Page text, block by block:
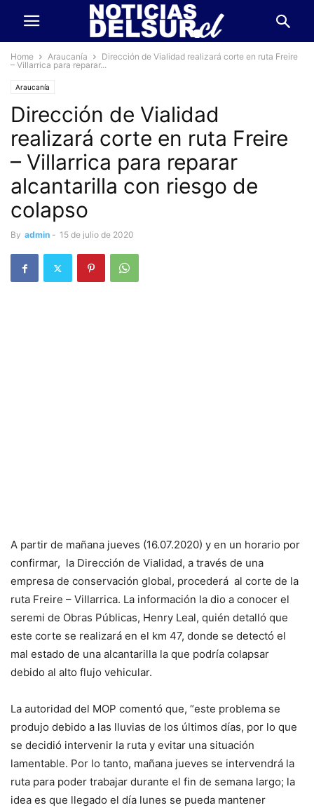
Home Araucanía
Dirección de Vialidad realizará corte en ruta Freire
– Villarrica para reparar...
Araucanía
Dirección de Vialidad
realizará corte en ruta Freire
– Villarrica para reparar
alcantarilla con riesgo de
colapso
By admin - 15 de julio de 2020
A partir de mañana jueves (16.07.2020) y en un horario por
confirmar, la Dirección de Vialidad, a través de una
empresa de conservación global, procederá al corte de la
ruta Freire – Villarrica. La información la dio a conocer el
seremi de Obras Públicas, Henry Leal, quién detalló que
este corte se realizará en el km 47, donde se detectó el
mal estado de una alcantarilla la que podría colapsar
debido al alto flujo vehicular.
La autoridad del MOP comentó que, “este problema se
produjo debido a las lluvias de los últimos días, por lo que
se decidió intervenir la ruta y evitar una situación
lamentable. Por lo tanto, mañana jueves se intervendrá la
ruta para poder trabajar durante el fin de semana largo; la
idea es que llegado el día lunes se pueda mantener